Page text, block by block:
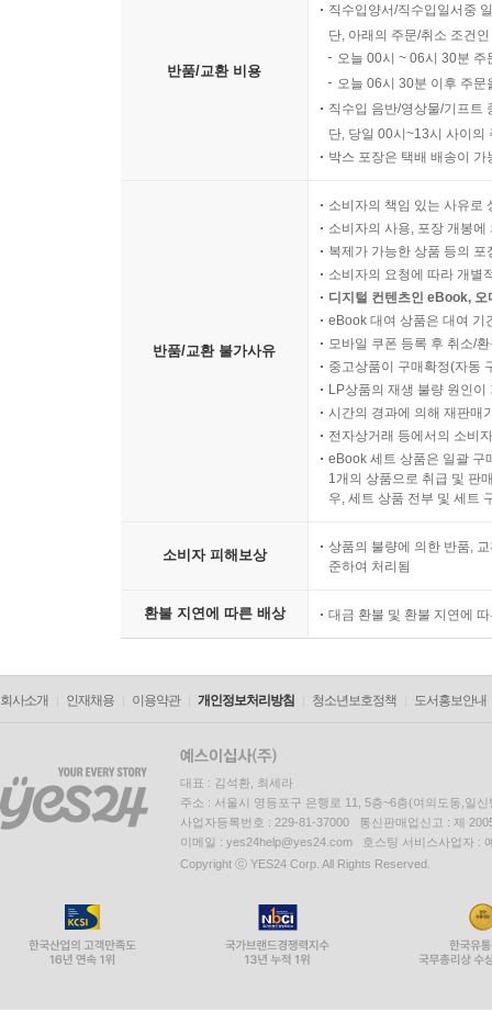
반품/교환 비용
직수입양서/직수입일서중
단, 아래의 주문/취소 조건
오늘 00시 ~ 06시 30분
오늘 06시 30분 이후 주
직수입 음반/영상물/기프트
단, 당일 00시~13시 사이의
박스 포장은 택배 배송이
반품/교환 불가사유
소비자의 책임 있는 사유로
소비자의 사용, 포장 개봉
복제가 가능한 상품 등의
소비자의 요청에 따라 개별
디지털 컨텐츠인 eBook,
eBook 대여 상품은 대여 기
모바일 쿠폰 등록 후 취소/
중고상품이 구매확정(자동
LP상품의 재생 불량 원인
시간의 경과에 의해 재판매
전자상거래 등에서의 소비
eBook 세트 상품은 일괄 구
1개의 상품으로 취급 및 판
우, 세트 상품 전부 및 세트
소비자 피해보상
상품의 불량에 의한 반품,
준하여 처리됨
환불 지연에 따른 배상 대금 환불 및 환불 지연에
회사소개 인재채용 이용약관 개인정보처리방침 청소년보호정책 도서홍보안내
대표 : 김석환, 최세라
주소 : 서울시 영등포구 은행로 11, 5층~6층(여의도동,일신
사업자등록번호 : 229-81-37000 통신판매업신고 : 제
이메일 : yes24help@yes24.com 호스팅 서비스사업자 :
Copyright ⓒ YES24 Corp. All Rights Reserved.